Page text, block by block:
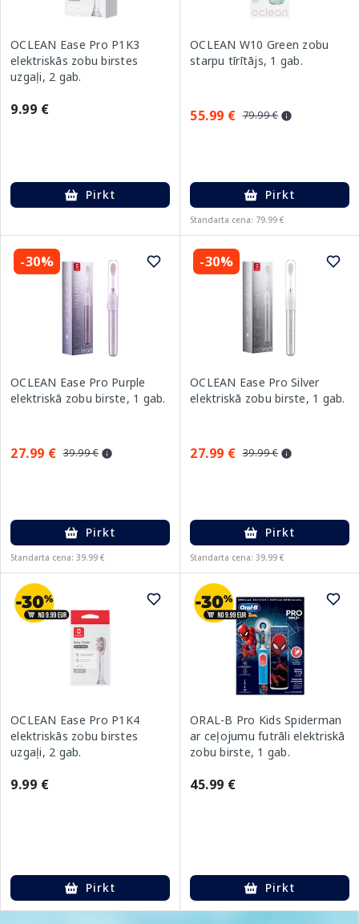
OCLEAN Ease Pro P1K3
elektriskās zobu birstes
uzgaļi, 2 gab.
9.99 €
Pirkt
OCLEAN W10 Green zobu
starpu tīrītājs, 1 gab.
55.99 € 79.99 €
Pirkt
Standarta cena: 79.99 €
-30%
OCLEAN Ease Pro Purple
elektriskā zobu birste, 1 gab.
27.99 € 39.99 €
Pirkt
Standarta cena: 39.99 €
-30%
OCLEAN Ease Pro Silver
elektriskā zobu birste, 1 gab.
27.99 € 39.99 €
Pirkt
Standarta cena: 39.99 €
OCLEAN Ease Pro P1K4
elektriskās zobu birstes
uzgaļi, 2 gab.
9.99 €
Pirkt
ORAL-B Pro Kids Spiderman
ar ceļojumu futrāli elektriskā
zobu birste, 1 gab.
45.99 €
Pirkt